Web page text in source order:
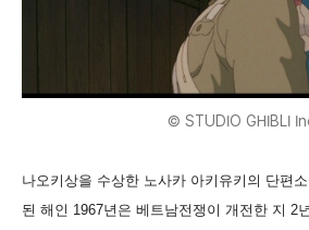
© STUDIO GHIBLI
나오키상을 수상한 노사카 아키유키의 단편소
된 해인 1967년은 베트남전쟁이 개전한 지 2